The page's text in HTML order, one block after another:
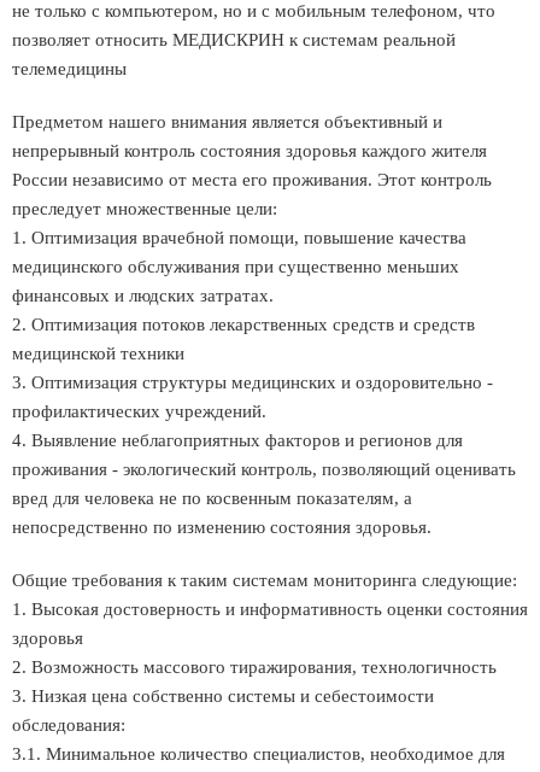
не только с компьютером, но и с мобильным телефоном, что
позволяет относить МЕДИСКРИН к системам реальной
телемедицины
Предметом нашего внимания является объективный и
непрерывный контроль состояния здоровья каждого жителя
России независимо от места его проживания. Этот контроль
преследует множественные цели:
1. Оптимизация врачебной помощи, повышение качества
медицинского обслуживания при существенно меньших
финансовых и людских затратах.
2. Оптимизация потоков лекарственных средств и средств
медицинской техники
3. Оптимизация структуры медицинских и оздоровительно -
профилактических учреждений.
4. Выявление неблагоприятных факторов и регионов для
проживания - экологический контроль, позволяющий оценивать
вред для человека не по косвенным показателям, а
непосредственно по изменению состояния здоровья.
Общие требования к таким системам мониторинга следующие:
1. Высокая достоверность и информативность оценки состояния
здоровья
2. Возможность массового тиражирования, технологичность
3. Низкая цена собственно системы и себестоимости
обследования:
3.1. Минимальное количество специалистов, необходимое для